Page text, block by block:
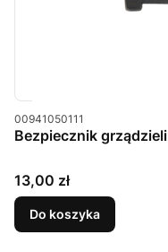
Kod produktu
00941050111
Bezpiecznik grządzieli
Cena
13,00 zł
Do koszyka